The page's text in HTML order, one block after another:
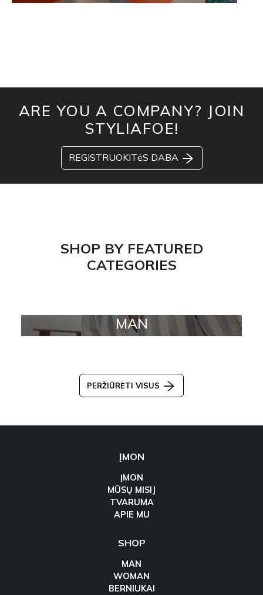
ARE YOU A COMPANY? JOIN
STYLIAFOE!
REGISTRUOKITėS DABA
SHOP BY FEATURED
CATEGORIES
MAN
PERŽIŪRĖTI VISUS
ĮMON
ĮMON
MŪSŲ MISIJ
TVARUMA
APIE MU
SHOP
MAN
WOMAN
BERNIUKAI